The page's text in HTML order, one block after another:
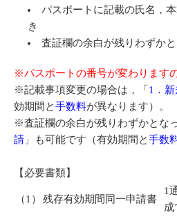
パスポートに記載の氏名，
き
査証欄の余白が残りわずか
※パスポートの番号が変わります
※記載事項変更の場合は，「 1．
効期間と手数料が異なります）。
※査証欄の余白が残りわずかとな
請 」も可能です（有効期間と手数
【必要書類】
（1） 残存有効期間同一申請書
1
成